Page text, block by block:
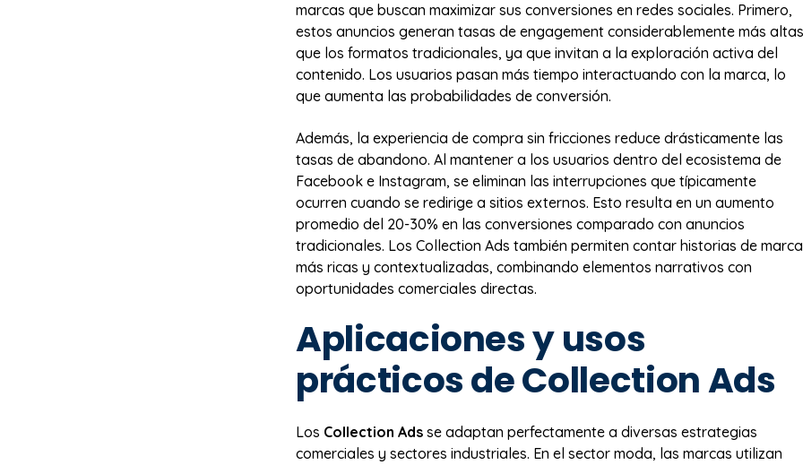
marcas que buscan maximizar sus conversiones en redes sociales. Primero,
estos anuncios generan tasas de engagement considerablemente más altas
que los formatos tradicionales, ya que invitan a la exploración activa del
contenido. Los usuarios pasan más tiempo interactuando con la marca, lo
que aumenta las probabilidades de conversión.
Además, la experiencia de compra sin fricciones reduce drásticamente las
tasas de abandono. Al mantener a los usuarios dentro del ecosistema de
Facebook e Instagram, se eliminan las interrupciones que típicamente
ocurren cuando se redirige a sitios externos. Esto resulta en un aumento
promedio del 20-30% en las conversiones comparado con anuncios
tradicionales. Los Collection Ads también permiten contar historias de marca
más ricas y contextualizadas, combinando elementos narrativos con
oportunidades comerciales directas.
Aplicaciones y usos
prácticos de Collection Ads
Los Collection Ads se adaptan perfectamente a diversas estrategias
comerciales y sectores industriales. En el sector moda, las marcas utilizan